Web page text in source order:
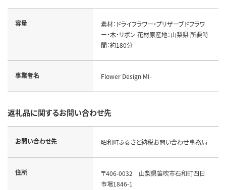
容量
素材：ドライフラワー・プリザーブドフラワ
ー・木・リボン 花材原産地：山梨県 所要時
間：約180分
事業者名 Flower Design MI-
返礼品に関するお問い合わせ先
お問い合わせ先 昭和町ふるさと納税お問い合わせ事務局
住所
〒406-0032 山梨県笛吹市石和町四日
市場1846-1